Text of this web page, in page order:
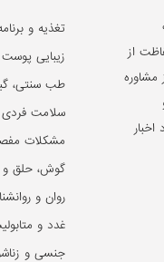
از
مشاوره
تغذیه و
زیبایی
طب سنتی،
سلامت فردی
مشکلات
گوش، حلق و
روان و
غدد و
جنسی و